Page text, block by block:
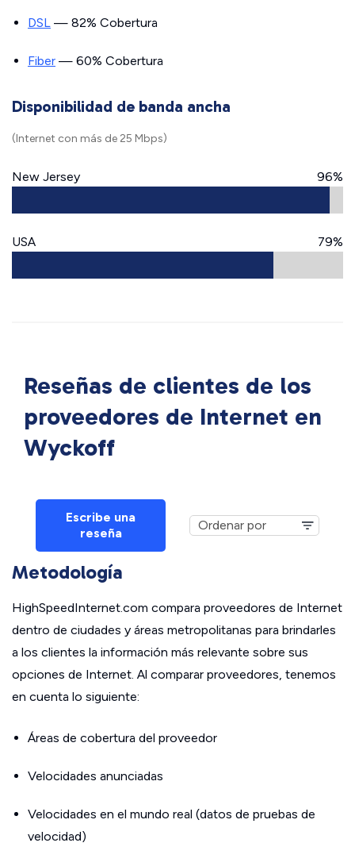
DSL — 82% Cobertura
Fiber — 60% Cobertura
Disponibilidad de banda ancha
(Internet con más de 25 Mbps)
New Jersey 96%
USA 79%
Reseñas de clientes de los
proveedores de Internet en
Wyckoff
Escribe una
reseña
Metodología
HighSpeedInternet.com compara proveedores de Internet
dentro de ciudades y áreas metropolitanas para brindarles
a los clientes la información más relevante sobre sus
opciones de Internet. Al comparar proveedores, tenemos
en cuenta lo siguiente:
Áreas de cobertura del proveedor
Velocidades anunciadas
Velocidades en el mundo real (datos de pruebas de
velocidad)